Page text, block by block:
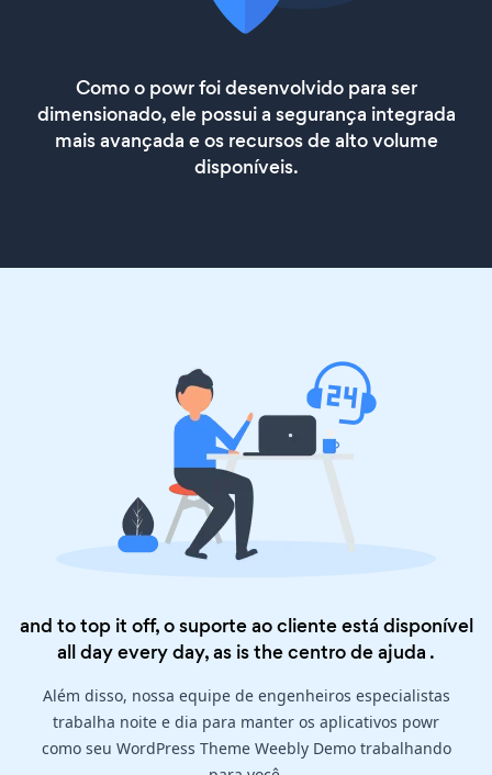
Como o powr foi desenvolvido para ser
dimensionado, ele possui a segurança integrada
mais avançada e os recursos de alto volume
disponíveis.
and to top it off, o suporte ao cliente está disponível
all day every day, as is thecentro de ajuda .
Além disso, nossa equipe de engenheiros especialistas
trabalha noite e dia para manter os aplicativos powr
como seu WordPress Theme Weebly Demo trabalhando